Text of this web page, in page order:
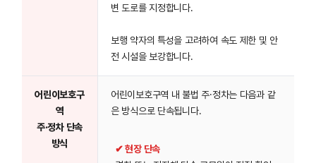
변 도로를 지정합니다.
보행 약자의 특성을 고려하여 속도 제한 및 안
전 시설을 보강합니다.
어린이보호구
역
주·정차 단속
방식
어린이보호구역 내 불법 주·정차는 다음과 같
은 방식으로 단속됩니다.
✔ 현장 단속